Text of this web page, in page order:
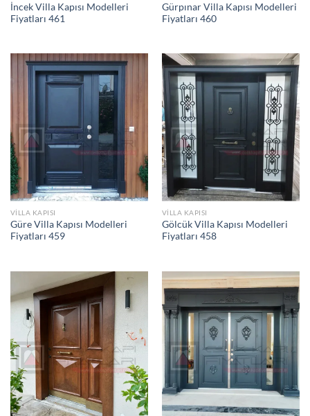
İncek Villa Kapısı Modelleri
Fiyatları 461
Gürpınar Villa Kapısı Modelleri
Fiyatları 460
VILLA KAPISI
Güre Villa Kapısı Modelleri
Fiyatları 459
VILLA KAPISI
Gölcük Villa Kapısı Modelleri
Fiyatları 458